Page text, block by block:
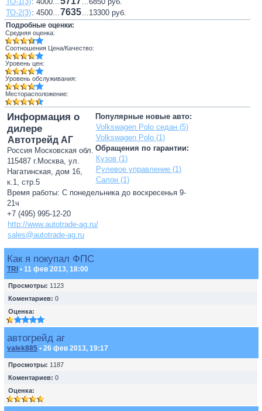
ТО-2(3): 4500...7635...13300 руб.
Подробные оценки:
Средняя оценка:
Соотношения Цена/Качество:
Уровень цен:
Уровень обслуживания:
Месторасположение:
Популярные новые авто:
Volkswagen Polo седан (5)
Volkswagen Polo (1)
Обращения по гарантии:
Кузов (1)
Рулевое управление (1)
Салон (1)
Информация о
дилере
Автотрейд АГ
Россия Московская обл.
115487 г.Москва, ул.
Нагатинская, дом 16,
к.1, стр.5
Время работы: С понедельника до воскресенья 9-
21ч
+7 (495) 995-12-20
http://www.autotrade-ag.ru/
sales@autotrade-ag.ru
Как я покупал ФПС
TRI • 11 фев 2013, 18:00
Просмотры: 1123
Коментариев: 0
Оценка:
автогрейд аг
valek885 • 26 фев 2013, 19:17
Просмотры: 1187
Коментариев: 0
Оценка: